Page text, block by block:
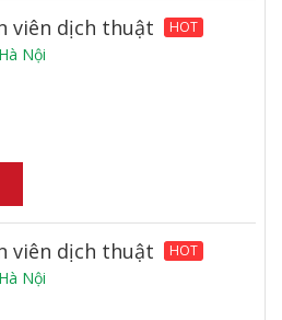
viên dịch thuật HOT
Nội
viên dịch thuật HOT
Nội